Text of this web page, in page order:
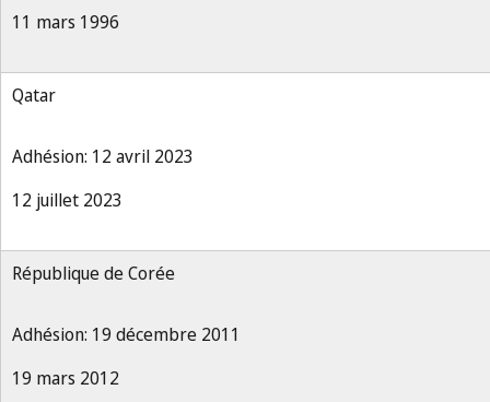
11 mars 1996
Qatar
Adhésion: 12 avril 2023
12 juillet 2023
République de Corée
Adhésion: 19 décembre 2011
19 mars 2012